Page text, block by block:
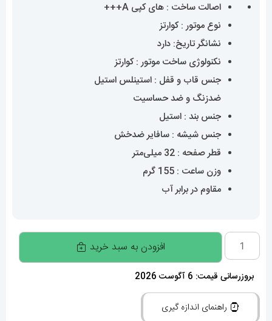
اصالت ساخت : های کپی A+++
نوع موتور : کوارتز
نشانگر تاریخ: دارد
نکنولوژی ساخت موتور : کوارتز
جنس قاب و قفل : استینلس استیل
ضدزنگ و ضد حساسیت
جنس بند : استیل
جنس شیشه : سافایر ضدخش
قطر صفحه : 32 میلی‌متر
وزن ساعت : 155 گرم
مقاوم در برابر آب
ساعت
زنانه
برایتلینگ
BREITLING
CHRONOMAT
افزودن به سبد خرید
بروزرسانی قیمت: 6 آگوست 2026
راهنمای اندازه گیری